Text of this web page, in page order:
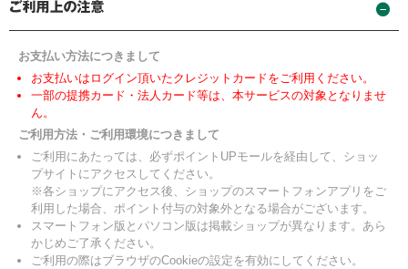
お支払い方法につきまして
お支払いはログイン頂いたクレジットカードをご利用ください。
一部の提携カード・法人カード等は、本サービスの対象となりませ
ん。
ご利用方法・ご利用環境につきまして
ご利用にあたっては、必ずポイントUPモールを経由して、ショッ
プサイトにアクセスしてください。
※各ショップにアクセス後、ショップのスマートフォンアプリをご
利用した場合、ポイント付与の対象外となる場合がございます。
スマートフォン版とパソコン版は掲載ショップが異なります。あら
かじめご了承ください。
ご利用の際はブラウザのCookieの設定を有効にしてください。